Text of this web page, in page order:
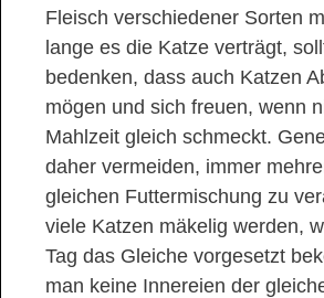
Fleisch verschiedener Sorten
lange es die Katze verträgt,
bedenken, dass auch Katzen
mögen und sich freuen, wenn
Mahlzeit gleich schmeckt.
daher vermeiden, immer
gleichen Futtermischung zu
viele Katzen mäkelig werden,
Tag das Gleiche vorgesetzt
man keine Innereien der